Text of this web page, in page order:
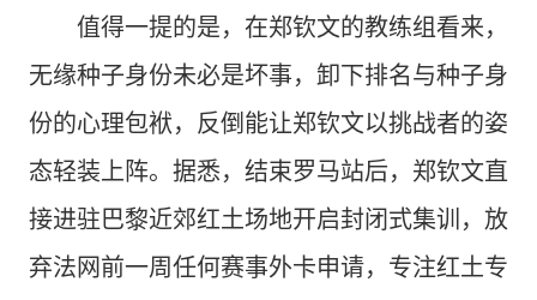
值得一提的是，在郑钦文的教练组看来，
无缘种子身份未必是坏事，卸下排名与种子身
份的心理包袱，反倒能让郑钦文以挑战者的姿
态轻装上阵。据悉，结束罗马站后，郑钦文直
接进驻巴黎近郊红土场地开启封闭式集训，放
弃法网前一周任何赛事外卡申请，专注红土专